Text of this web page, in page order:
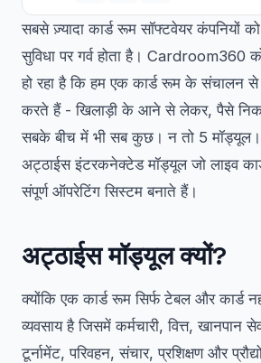
सबसे ज़्यादा कार्ड रूम सॉफ्टवेयर कंपनियों
सुविधा पर गर्व होता है। Cardroom360
हो रहा है कि हम एक कार्ड रूम के संचालन
करते हैं - खिलाड़ी के आने से लेकर, पैसे
सबके बीच में भी सब कुछ। न तो 5
अट्ठाईस इंटरकनेक्टेड मॉड्यूल जो लाइव
संपूर्ण ऑपरेटिंग सिस्टम बनाते हैं।
अट्ठाईस मॉड्यूल क्यों?
क्योंकि एक कार्ड रूम सिर्फ टेबल और कार्ड
व्यवसाय है जिसमें कर्मचारी, वित्त, खानपान
टूर्नामेंट, परिवहन, संचार, प्रशिक्षण और